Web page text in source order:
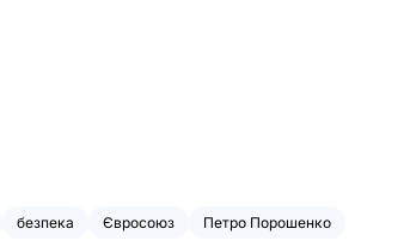
безпека Євросоюз Петро Порошенко